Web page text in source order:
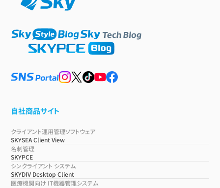
自社商品サイト
クライアント運用管理ソフトウェア
SKYSEA Client View
名刺管理
SKYPCE
シンクライアント システム
SKYDIV Desktop Client
医療機関向け IT機器管理システム